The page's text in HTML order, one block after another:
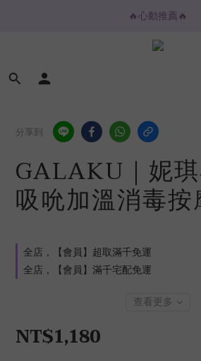
🔥心動推薦🔥
🔥心動推薦🔥
💌購物金放大折抵💌
分享到
GALAKU｜妮琪
吸吮加溫消毒按
全店，【會員】超取滿千免運
全店，【會員】滿千宅配免運
查看更多
NT$1,180